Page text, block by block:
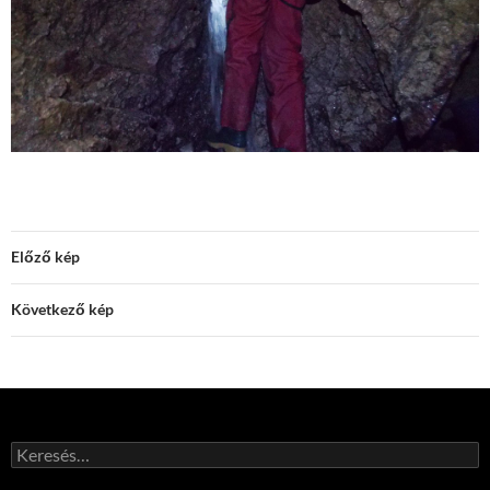
Előző kép
Következő kép
Keresés: